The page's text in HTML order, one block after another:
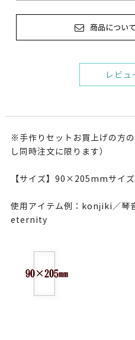
商品につい
レビュ
※手作りセットお買上げの方
し同時注文に限ります）
【サイズ】90×205mmサイズ
使用アイテム例：konjiki／琴
eternity